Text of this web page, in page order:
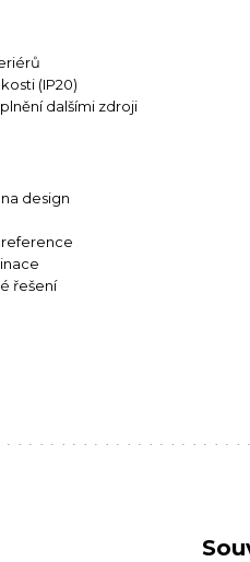
(IP20)
dalšími zdroji
design
řešení